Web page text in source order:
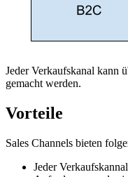
Jeder Verkaufskanal kann
gemacht werden.
Vorteile
Sales Channels bieten
Jeder